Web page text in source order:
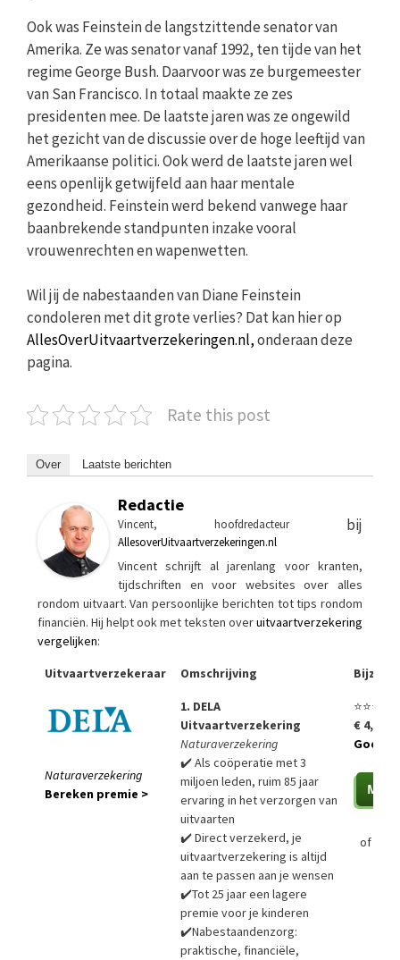
Ook was Feinstein de langstzittende senator van
Amerika. Ze was senator vanaf 1992, ten tijde van het
regime George Bush. Daarvoor was ze burgemeester
van San Francisco. In totaal maakte ze zes
presidenten mee. De laatste jaren was ze ongewild
het gezicht van de discussie over de hoge leeftijd van
Amerikaanse politici. Ook werd de laatste jaren wel
eens openlijk getwijfeld aan haar mentale
gezondheid. Feinstein werd bekend vanwege haar
baanbrekende standpunten inzake vooral
vrouwenrechten en wapenwetten.
Wil jij de nabestaanden van Diane Feinstein
condoleren met dit grote verlies? Dat kan hier op
AllesOverUitvaartverzekeringen.nl,onderaan deze
pagina.
Rate this post
Over Laatste berichten
Redactie
Vincent, hoofdredacteurbij
AllesoverUitvaartverzekeringen.nl
Vincent schrijft al jarenlang voor kranten,
tijdschriften en voor websites over alles
rondom uitvaart. Van persoonlijke berichten tot tips rondom
financiën. Hij helpt ook met teksten overuitvaartverzekering
vergelijken:
Uitvaartverzekeraar
Omschrijving
Naturaverzekering
Bereken premie >
1. DELA
Uitvaartverzekering
Naturaverzekering
✔️ Als coöperatie met 3
miljoen leden, ruim 85 jaar
ervaring in het verzorgen van
uitvaarten
✔️ Direct verzekerd, je
uitvaartverzekering is altijd
aan te passen aan je wensen
✔️Tot 25 jaar een lagere
premie voor je kinderen
✔️Nabestaandenzorg:
praktische, financiële,
⭐⭐⭐⭐⭐
€ 4,99
of